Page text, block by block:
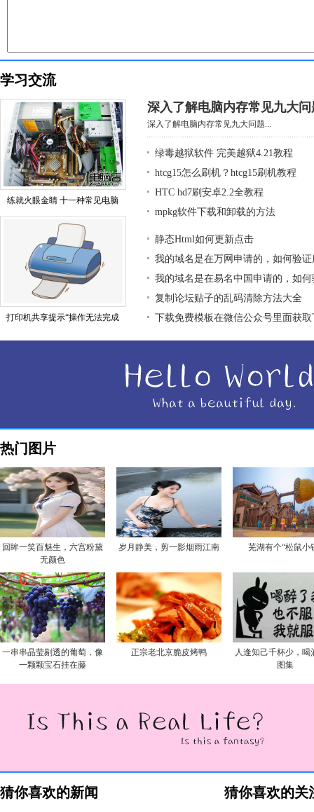
学习交流
练就火眼金睛 十一种常见电脑
打印机共享提示“操作无法完成
深入了解电脑内存常见九大问
深入了解电脑内存常见九大问题...
绿毒越狱软件 完美越狱4.21教程
htcg15怎么刷机？htcg15刷机教程
HTC hd7刷安卓2.2全教程
mpkg软件下载和卸载的方法
静态Html如何更新点击
我的域名是在万网申请的，如何验
我的域名是在易名中国申请的，如
复制论坛贴子的乱码清除方法大全
下载免费模板在微信公众号里面获
热门图片
回眸一笑百魅生，六宫粉黛
无颜色
岁月静美，剪一影烟雨江南 芜湖有个“松鼠小
一串串晶莹剔透的葡萄，像
一颗颗宝石挂在藤
正宗老北京脆皮烤鸭
人逢知己千杯少，喝
图集
猜你喜欢的新闻 猜你喜欢的关